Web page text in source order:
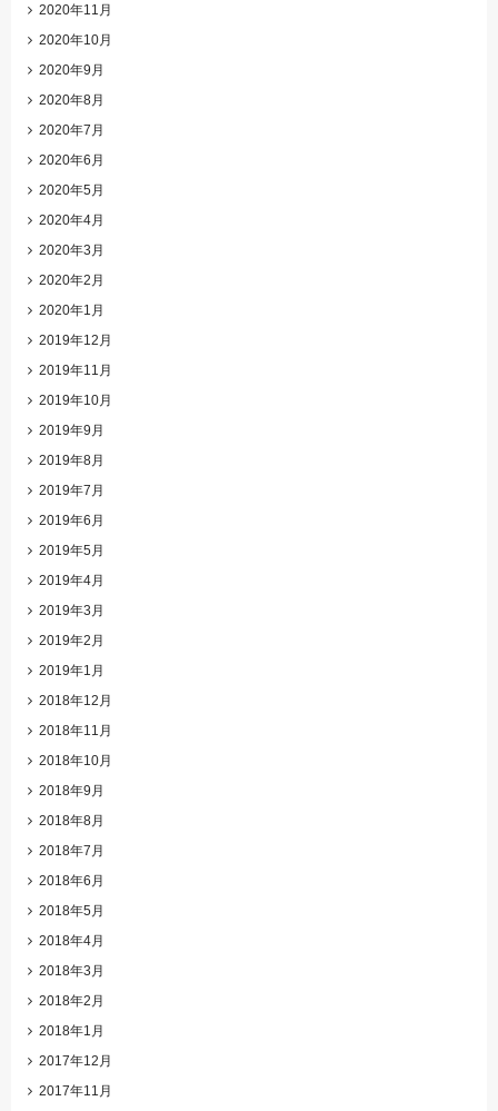
2020年11月
2020年10月
2020年9月
2020年8月
2020年7月
2020年6月
2020年5月
2020年4月
2020年3月
2020年2月
2020年1月
2019年12月
2019年11月
2019年10月
2019年9月
2019年8月
2019年7月
2019年6月
2019年5月
2019年4月
2019年3月
2019年2月
2019年1月
2018年12月
2018年11月
2018年10月
2018年9月
2018年8月
2018年7月
2018年6月
2018年5月
2018年4月
2018年3月
2018年2月
2018年1月
2017年12月
2017年11月